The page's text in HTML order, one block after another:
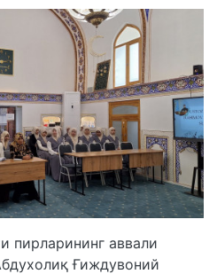
пирларининг аввали
Ғиждувоний